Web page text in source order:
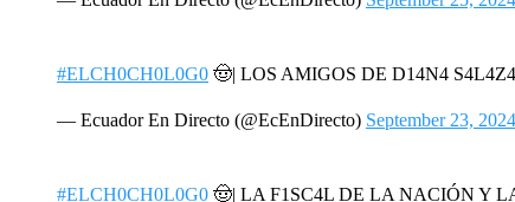
#ELCH0CH0L0G0 🤠| LOS AMIGOS DE D14N4
— Ecuador En Directo (@EcEnDirecto) September 23, 2024
#ELCH0CH0L0G0 🤠| LA F1SC4L DE LA NACIÓN Y